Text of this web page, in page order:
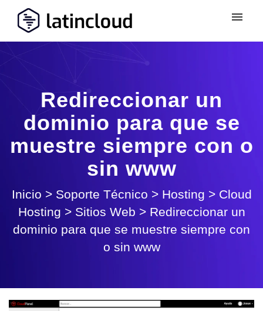
Redireccionar un
dominio para que se
muestre siempre con o
sin www
Inicio > Soporte Técnico > Hosting > Cloud
Hosting > Sitios Web > Redireccionar un
dominio para que se muestre siempre con
o sin www